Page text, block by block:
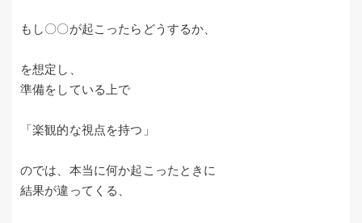
もし〇〇が起こったらどうするか、
を想定し、
準備をしている上で
「楽観的な視点を持つ」
のでは、本当に何か起こったときに
結果が違ってくる、